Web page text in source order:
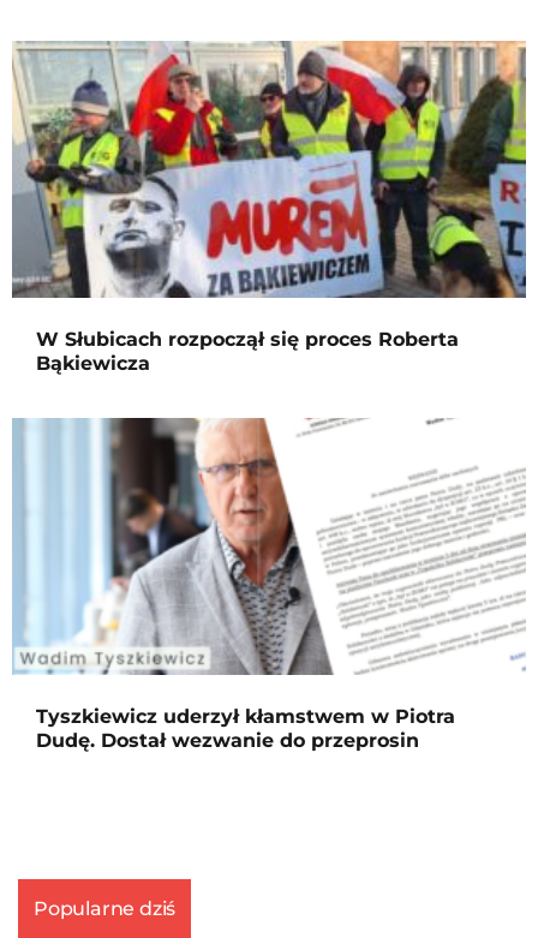
W Słubicach rozpoczął się proces Roberta
Bąkiewicza
Tyszkiewicz uderzył kłamstwem w Piotra
Dudę. Dostał wezwanie do przeprosin
Popularne dziś